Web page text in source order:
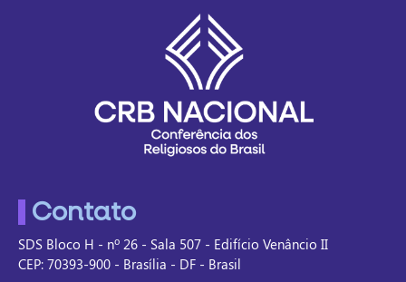
Contato
SDS Bloco H - nº 26 - Sala 507 - Edifício Venâncio II
CEP: 70393-900 - Brasília - DF - Brasil